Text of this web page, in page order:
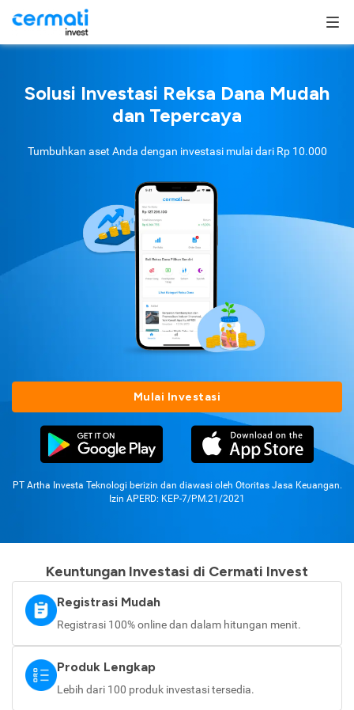
Solusi Investasi Reksa Dana Mudah
dan Tepercaya
Tumbuhkan aset Anda dengan investasi mulai dari Rp 10.000
Mulai Investasi
PT Artha Investa Teknologi berizin dan diawasi oleh Otoritas Jasa Keuangan.
Izin APERD: KEP-7/PM.21/2021
Keuntungan Investasi di Cermati Invest
Registrasi Mudah
Registrasi 100% online dan dalam hitungan menit.
Produk Lengkap
Lebih dari 100 produk investasi tersedia.